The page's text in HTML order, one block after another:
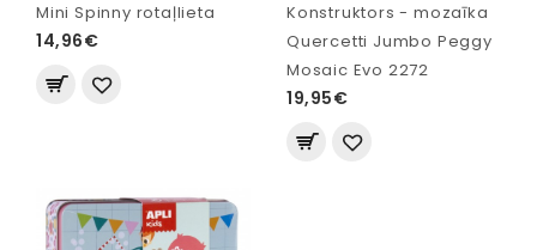
Mini Spinny rotaļlieta
14,96€
Konstruktors - mozaīka
Quercetti Jumbo Peggy
Mosaic Evo 2272
19,95€